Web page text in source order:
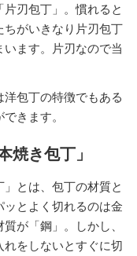
刃包丁」。慣れると
がいきなり片刃包丁
ます。片刃なので当
包丁の特徴でもある
きます。
焼き包丁」
」とは、包丁の材質と
とよく切れるのは金
が「鋼」。しかし、
をしないとすぐに切